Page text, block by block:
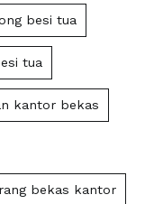
besi tua
tua
kantor bekas
bekas kantor